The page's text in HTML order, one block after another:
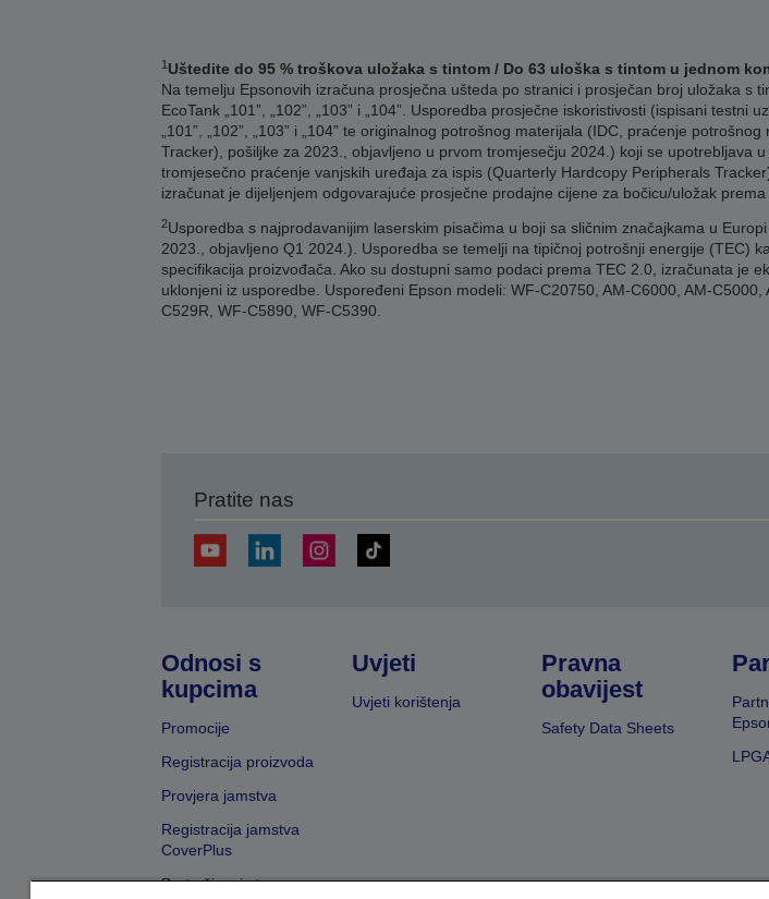
1Uštedite do 95 % troškova uložaka s tintom / Do 63 uloška s tintom u jednom
Na temelju Epsonovih izračuna prosječna ušteda po stranici i prosječan broj uložaka s
EcoTank „101”, „102”, „103” i „104”. Usporedba prosječne iskoristivosti (ispisani
„101”, „102”, „103” i „104” te originalnog potrošnog materijala (IDC, praćenje
Tracker), pošiljke za 2023., objavljeno u prvom tromjesečju 2024.) koji se upotrebljava
tromjesečno praćenje vanjskih uređaja za ispis (Quarterly Hardcopy Peripherals
izračunat je dijeljenjem odgovarajuće prosječne prodajne cijene za bočicu/uložak
2Usporedba s najprodavanijim laserskim pisačima u boji sa sličnim značajkama u
2023., objavljeno Q1 2024.). Usporedba se temelji na tipičnoj potrošnji energije (TEC)
specifikacija proizvođača. Ako su dostupni samo podaci prema TEC 2.0, izračunata je
uklonjeni iz usporedbe. Uspoređeni Epson modeli: WF-C20750, AM-C6000, AM-
C529R, WF-C5890, WF-C5390.
Pratite nas
Odnosi s
kupcima
Promocije
Registracija proizvoda
Provjera jamstva
Registracija jamstva
CoverPlus
Pretraživanje trgovaca
Uvjeti
Uvjeti korištenja
Pravna
obavijest
Safety Data Sheets